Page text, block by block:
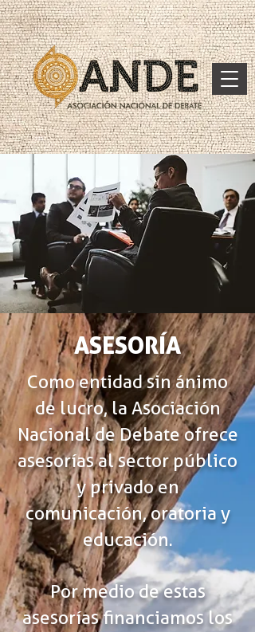
ASESORÍA
Como entidad sin ánimo
de lucro, la Asociación
Nacional de Debate ofrece
asesorías al sector público
y privado en
comunicación, oratoria y
educación.
Por medio de estas
asesorías financiamos los